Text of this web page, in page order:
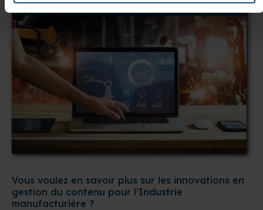
Vous voulez en savoir plus sur les innovations en
gestion du contenu pour l’Industrie
manufacturière ?